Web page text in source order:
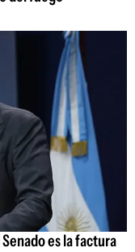
es la factura